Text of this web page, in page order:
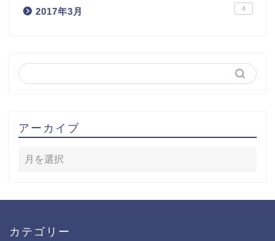
2017年3月 4
アーカイブ
カテゴリー